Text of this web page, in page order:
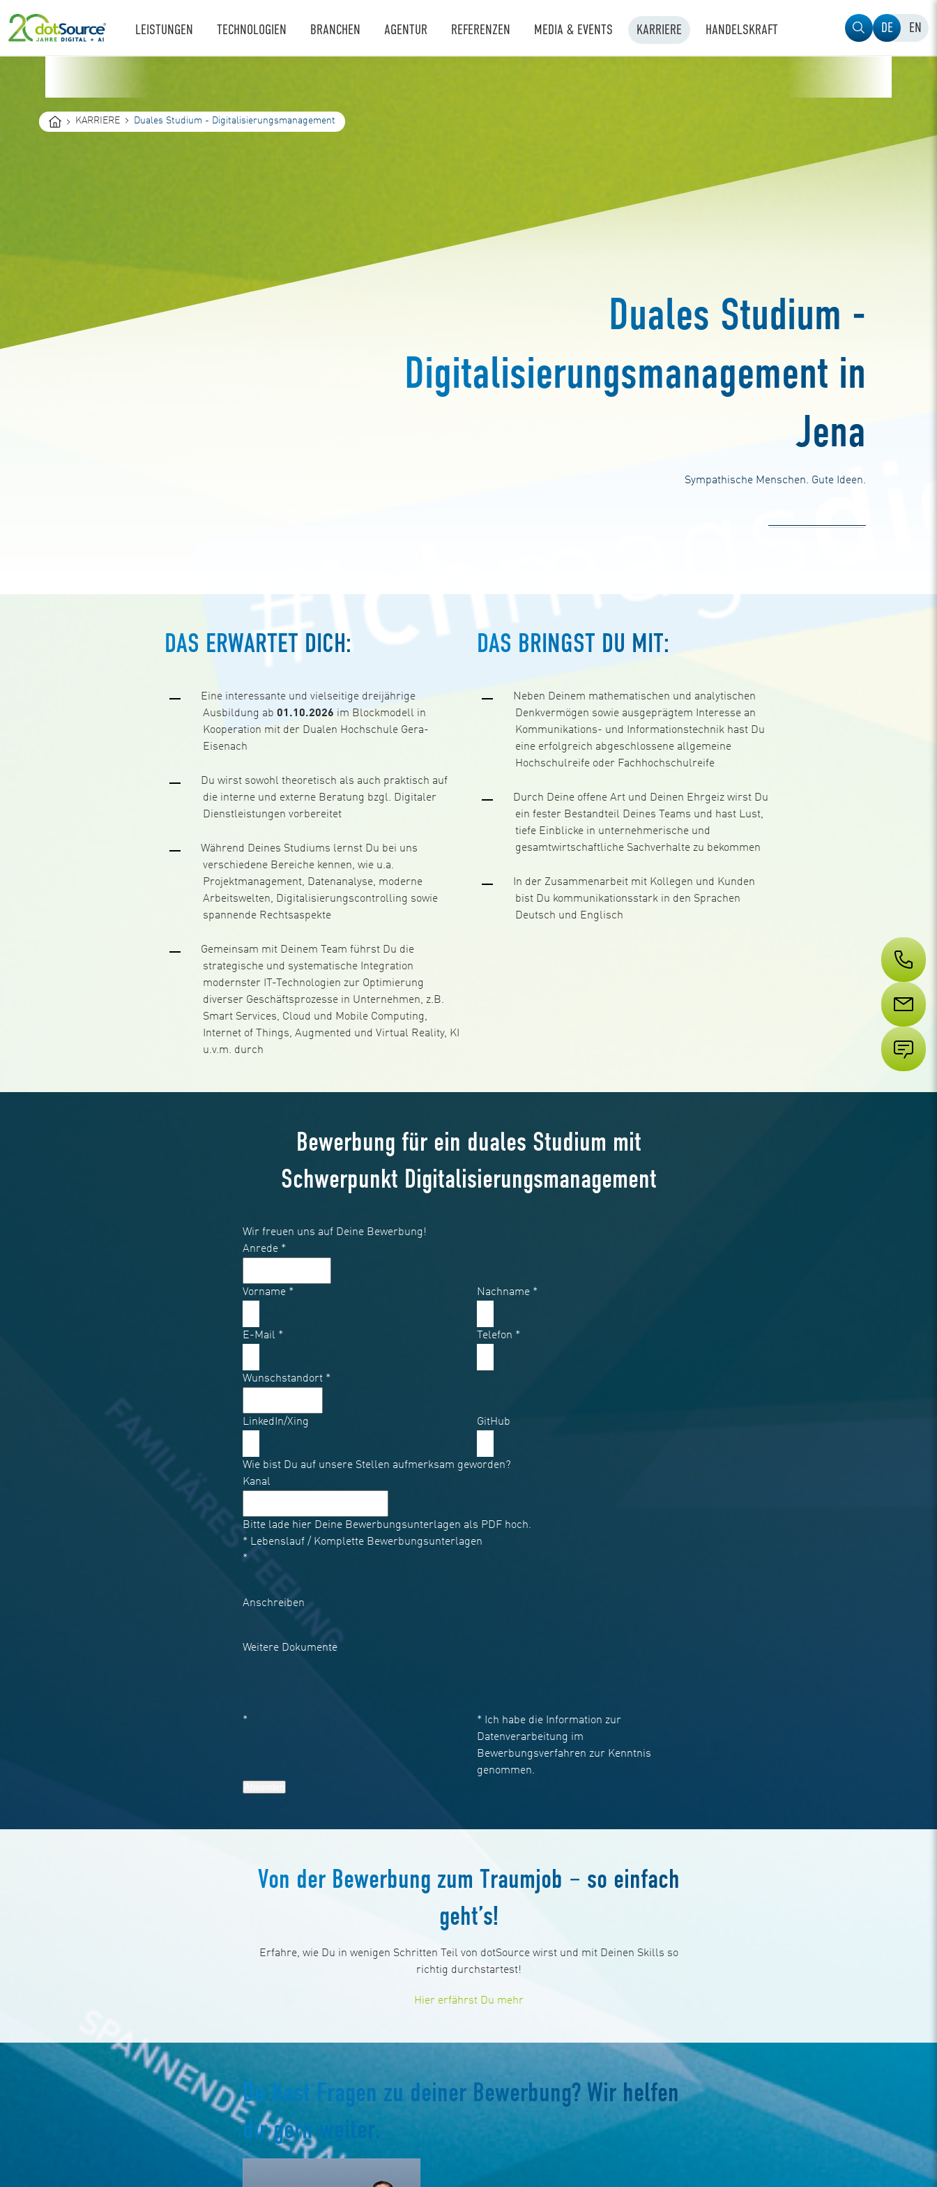
LEISTUNGEN TECHNOLOGIEN BRANCHEN AGENTUR REFERENZEN MEDIA & EVENTS KARRIERE HANDELSKRAFT DE EN
are
KARRIERE Duales Studium - Digitalisierungsmanagement
Duales Studium -
Digitalisierungsmanagement in
Jena
Sympathische Menschen. Gute Ideen.
DAS ERWARTET DICH:
Eine interessante und vielseitige dreijährige
Ausbildung ab 01.10.2026 im Blockmodell in
Kooperation mit der Dualen Hochschule Gera-
Eisenach
Du wirst sowohl theoretisch als auch praktisch auf
die interne und externe Beratung bzgl. Digitaler
Dienstleistungen vorbereitet
Während Deines Studiums lernst Du bei uns
verschiedene Bereiche kennen, wie u.a.
Projektmanagement, Datenanalyse, moderne
Arbeitswelten, Digitalisierungscontrolling sowie
spannende Rechtsaspekte
Gemeinsam mit Deinem Team führst Du die
strategische und systematische Integration
modernster IT-Technologien zur Optimierung
diverser Geschäftsprozesse in Unternehmen, z.B.
Smart Services, Cloud und Mobile Computing,
Internet of Things, Augmented und Virtual Reality, KI
u.v.m. durch
DAS BRINGST DU MIT:
Neben Deinem mathematischen und analytischen
Denkvermögen sowie ausgeprägtem Interesse an
Kommunikations- und Informationstechnik hast Du
eine erfolgreich abgeschlossene allgemeine
Hochschulreife oder Fachhochschulreife
Durch Deine offene Art und Deinen Ehrgeiz wirst Du
ein fester Bestandteil Deines Teams und hast Lust,
tiefe Einblicke in unternehmerische und
gesamtwirtschaftliche Sachverhalte zu bekommen
In der Zusammenarbeit mit Kollegen und Kunden
bist Du kommunikationsstark in den Sprachen
Deutsch und Englisch
Bewerbung für ein duales Studium mit
Schwerpunkt Digitalisierungsmanagement
Wir freuen uns auf Deine Bewerbung!
Anrede *
Vorname * Nachname *
E-Mail * Telefon *
Wunschstandort *
LinkedIn/Xing GitHub
Wie bist Du auf unsere Stellen aufmerksam geworden?
Kanal
Bitte lade hier Deine Bewerbungsunterlagen als PDF hoch.
* Lebenslauf / Komplette Bewerbungsunterlagen
*
Anschreiben
Weitere Dokumente
* * Ich habe die Information zur
Datenverarbeitung im
Bewerbungsverfahren zur Kenntnis
genommen.
Von der Bewerbung zum Traumjob – so einfach
geht’s!
Erfahre, wie Du in wenigen Schritten Teil von dotSource wirst und mit Deinen Skills so
richtig durchstartest!
Hier erfährst Du mehr
Du hast Fragen zu deiner Bewerbung? Wir helfen
dir gern weiter.